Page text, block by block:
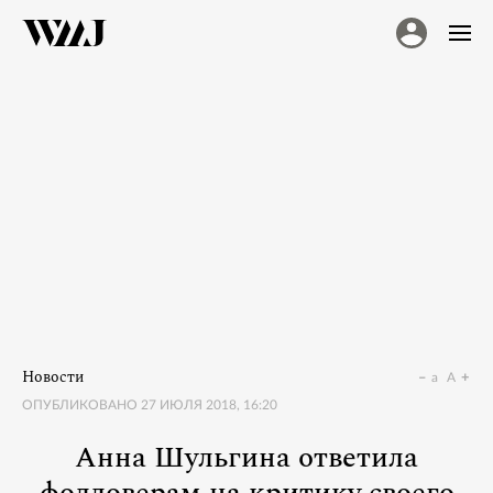
Новости
ОПУБЛИКОВАНО 27 ИЮЛЯ 2018, 16:20
a A
Анна Шульгина ответила